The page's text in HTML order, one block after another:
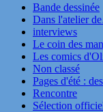
Bande dessinée
Dans l'atelier
interviews
Le coin des
Les comics
Non classé
Pages d'été :
Rencontre
Sélection